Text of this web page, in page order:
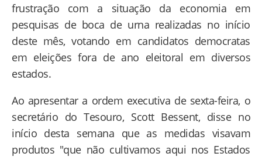
frustração com a situação da economia em
pesquisas de boca de urna realizadas no início
deste mês, votando em candidatos democratas
em eleições fora de ano eleitoral em diversos
estados.
Ao apresentar a ordem executiva de sexta-feira, o
secretário do Tesouro, Scott Bessent, disse no
início desta semana que as medidas visavam
produtos "que não cultivamos aqui nos Estados